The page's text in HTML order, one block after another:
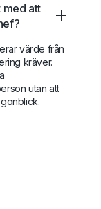
med att
värde från
kräver.
utan att